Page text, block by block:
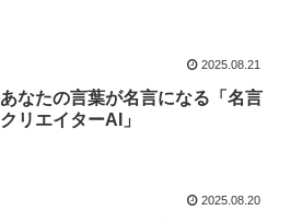
2025.08.21
あなたの言葉が名言になる「名言
クリエイターAI」
2025.08.20